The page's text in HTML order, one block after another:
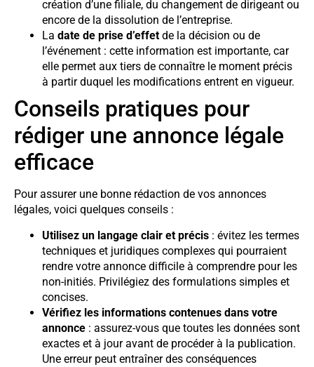
création d’une filiale, du changement de dirigeant ou
encore de la dissolution de l’entreprise.
La date de prise d’effet de la décision ou de
l’événement : cette information est importante, car
elle permet aux tiers de connaître le moment précis
à partir duquel les modifications entrent en vigueur.
Conseils pratiques pour
rédiger une annonce légale
efficace
Pour assurer une bonne rédaction de vos annonces
légales, voici quelques conseils :
Utilisez un langage clair et précis : évitez les termes
techniques et juridiques complexes qui pourraient
rendre votre annonce difficile à comprendre pour les
non-initiés. Privilégiez des formulations simples et
concises.
Vérifiez les informations contenues dans votre
annonce : assurez-vous que toutes les données sont
exactes et à jour avant de procéder à la publication.
Une erreur peut entraîner des conséquences